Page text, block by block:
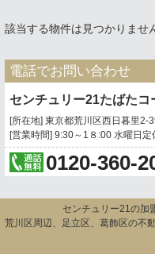
該当する物件は見つかりませ
電話でお問い合わせ
センチュリー21たばた
[所在地] 東京都荒川区西日暮里2-
[営業時間] 9:30～1８:00 水曜日
0120-360-
センチュリー21の加
荒川区周辺、足立区、葛飾区の不